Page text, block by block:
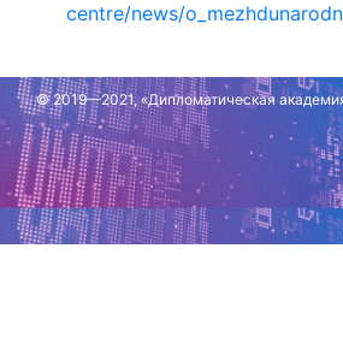
centre/news/
Обновлено: 23 апреля 2025 г.
© 2019—2021, «Дипломатическая